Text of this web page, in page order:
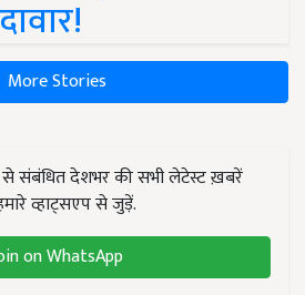
More Stories
से संबंधित देशभर की सभी लेटेस्ट ख़बरें
व्हाट्सएप से जुड़ें.
on WhatsApp